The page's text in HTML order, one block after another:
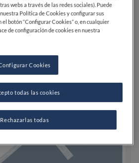
webs a través de las redes sociales). Puede
Política de Cookies y configurar sus
botón “Configurar Cookies” o, en cualquier
de configuración de cookies en nuestra
Cookies
Rechazarlas todas
todas las cookies